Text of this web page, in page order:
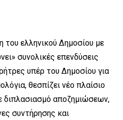
ελληνικού Δημοσίου με
συνολικές επενδύσεις
υπέρ του Δημοσίου για
θεσπίζει νέο πλαίσιο
αποζημιώσεων,
συντήρησης και